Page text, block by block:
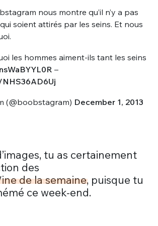
nous montre qu’il n’y a pas
soient attirés par les seins. Et nous
les hommes aiment-ils tant les seins
–
(@boobstagram) December 1, 2013
tu as certainement
des
de la semaine, puisque tu
ce week-end.